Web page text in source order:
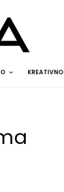
KREATIVNO